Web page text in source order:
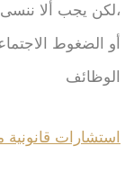
،لكن يجب ألا
أو الضغوط
الوظائف
استشارات قانونية